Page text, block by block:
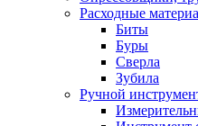
Расходные
Биты
Буры
Сверла
Зубила
Ручной